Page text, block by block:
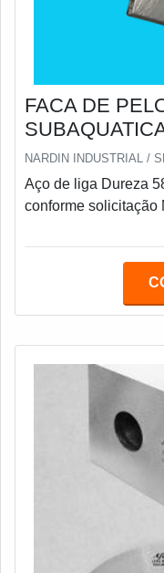
FACA DE
NARDIN INDUSTRIAL /
Aço de liga Dureza 58-60HRc Podendo variar a dureza
conforme solicitação